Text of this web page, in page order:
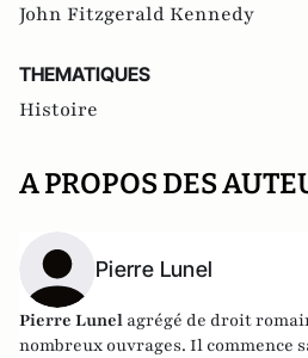
John Fitzgerald Kennedy
THEMATIQUES
Histoire
A PROPOS DES
Pierre Lunel
Pierre Lunel agrégé de droit
nombreux ouvrages. Il commence